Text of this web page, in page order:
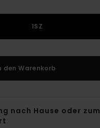
1SZ
den Warenkorb
nach Hause oder zum